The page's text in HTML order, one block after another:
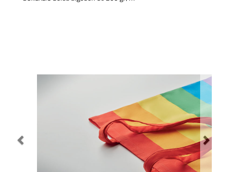
Navidad 🎄 Invierno